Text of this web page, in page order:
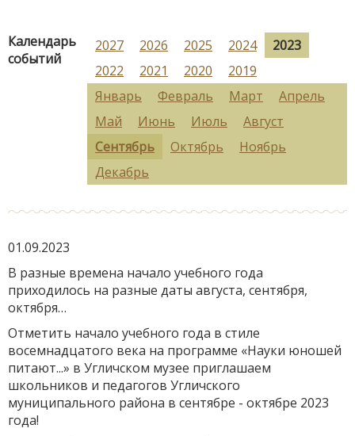
Календарь
событий
2027 2026 2025 2024
2023
2022
2021 2020
2019
Январь
Февраль Март
Апрель
Май
Июнь Июль
Август
Сентябрь
Октябрь
Ноябрь
Декабрь
01.09.2023
В разные времена начало учебного года
приходилось на разные даты августа, сентября,
октября…
Отметить начало учебного года в стиле
восемнадцатого века на программе «Науки юношей
питают...» в Угличском музее приглашаем
школьников и педагогов Угличского
муниципального района в сентябре - октябре 2023
года!